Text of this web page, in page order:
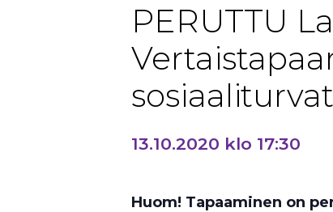
PERUTTU
13.10.2020 klo 17:30
Huom! Tapaaminen on